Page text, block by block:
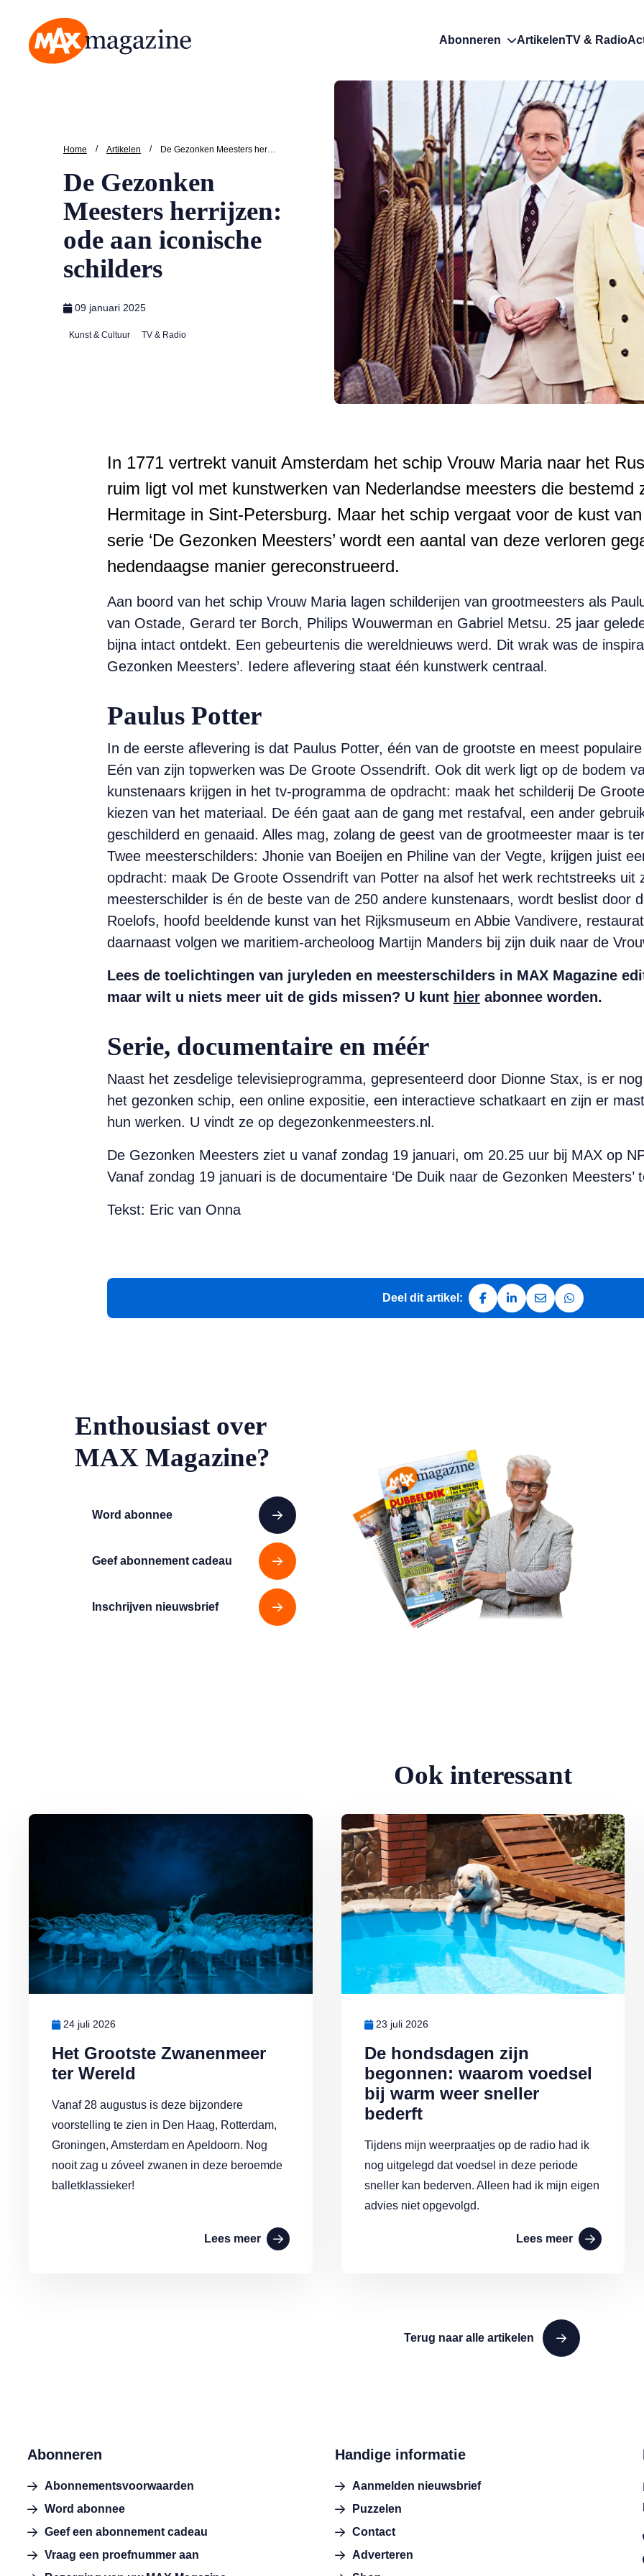
Abonneren ArtikelenTV & Radio
Home / Artikelen /
De Gezonken
Meesters herrijzen:
ode aan iconische
schilders
09 januari 2025
Kunst & Cultuur TV & Radio
In 1771 vertrekt vanuit Amsterdam het schip Vrouw Maria naar het
ruim ligt vol met kunstwerken van Nederlandse meesters die bestemd
Hermitage in Sint-Petersburg. Maar het schip vergaat voor de kust
serie ‘De Gezonken Meesters’ wordt een aantal van deze verloren
hedendaagse manier gereconstrueerd.
Aan boord van het schip Vrouw Maria lagen schilderijen van grootmeesters als
van Ostade, Gerard ter Borch, Philips Wouwerman en Gabriel Metsu. 25 jaar
bijna intact ontdekt. Een gebeurtenis die wereldnieuws werd. Dit wrak was de
Gezonken Meesters’. Iedere aflevering staat één kunstwerk centraal.
Paulus Potter
In de eerste aflevering is dat Paulus Potter, één van de grootste en meest
Eén van zijn topwerken was De Groote Ossendrift. Ook dit werk ligt op de bodem
kunstenaars krijgen in het tv-programma de opdracht: maak het schilderij De
kiezen van het materiaal. De één gaat aan de gang met restafval, een ander
geschilderd en genaaid. Alles mag, zolang de geest van de grootmeester maar is
Twee meesterschilders: Jhonie van Boeijen en Philine van der Vegte, krijgen juist
opdracht: maak De Groote Ossendrift van Potter na alsof het werk rechtstreeks uit
meesterschilder is én de beste van de 250 andere kunstenaars, wordt beslist door
Roelofs, hoofd beeldende kunst van het Rijksmuseum en Abbie Vandivere,
daarnaast volgen we maritiem-archeoloog Martijn Manders bij zijn duik naar de
Lees de toelichtingen van juryleden en meesterschilders in MAX Magazine
maar wilt u niets meer uit de gids missen? U kunt hierabonnee worden.
Serie, documentaire en méér
Naast het zesdelige televisieprogramma, gepresenteerd door Dionne Stax, is er
het gezonken schip, een online expositie, een interactieve schatkaart en zijn er
hun werken. U vindt ze op degezonkenmeesters.nl.
De Gezonken Meesters ziet u vanaf zondag 19 januari, om 20.25 uur bij MAX op
Vanaf zondag 19 januari is de documentaire ‘De Duik naar de Gezonken Meesters’
Tekst: Eric van Onna
Deel dit artikel:
Deel op Facebook
Deel op LinkedIn
Deel via e-mail
Deel via
Enthousiast over
MAX Magazine?
Word abonnee
Geef abonnement cadeau
Inschrijven nieuwsbrief
Ook interessant
Het Grootste Zwanenmeer
ter Wereld
24 juli 2026
Vanaf 28 augustus is deze bijzondere
voorstelling te zien in Den Haag, Rotterdam,
Groningen, Amsterdam en Apeldoorn. Nog
nooit zag u zóveel zwanen in deze beroemde
balletklassieker!
Lees meer
Lees meer over Het Grootste Zwanenmeer ter Wereld
De hondsdagen zijn
begonnen: waarom voedsel
bij warm weer sneller
bederft
23 juli 2026
Tijdens mijn weerpraatjes op de radio had ik
nog uitgelegd dat voedsel in deze periode
sneller kan bederven. Alleen had ik mijn eigen
advies niet opgevolgd.
Lees meer
Lees meer over De hondsdagen zijn begonnen: waarom voedsel
Terug naar alle artikelen
Abonneren
Abonnementsvoorwaarden
Word abonnee
Geef een abonnement cadeau
Vraag een proefnummer aan
Handige informatie
Aanmelden nieuwsbrief
Puzzelen
Contact
Adverteren